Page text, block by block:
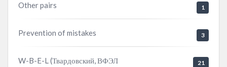
Other pairs 1
Prevention of mistakes 3
W-B-E-L (Твардовский, ВФЭЛ 21